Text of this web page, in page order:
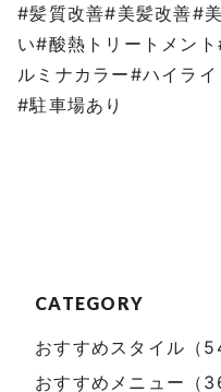
CATEGORY
おすすめスタイル（
おすすめメニュー（
#髪質改善#美髪改善#
い#酸熱トリートメン
ルミナカラー#ハイラ
#駐車場あり